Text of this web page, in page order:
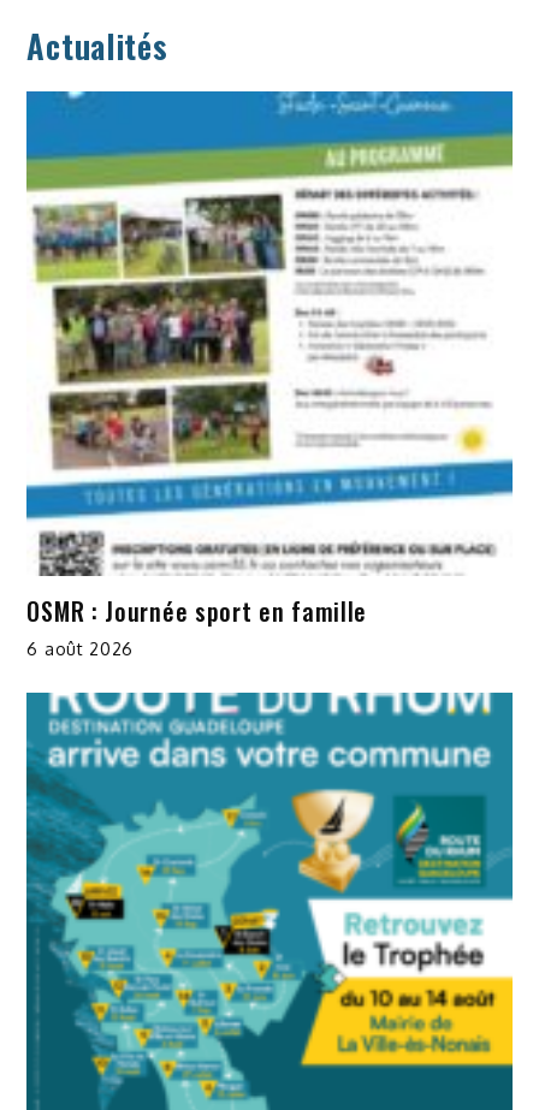
Actualités
OSMR : Journée sport en famille
6 août 2026